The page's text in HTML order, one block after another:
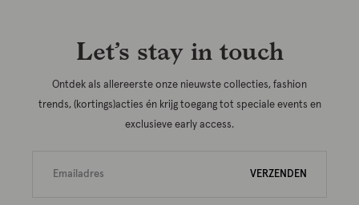
Let’s stay in touch
Ontdek als allereerste onze nieuwste collecties, fashion
trends, (kortings)acties én krijg toegang tot speciale events en
exclusieve early access.
VERZENDEN